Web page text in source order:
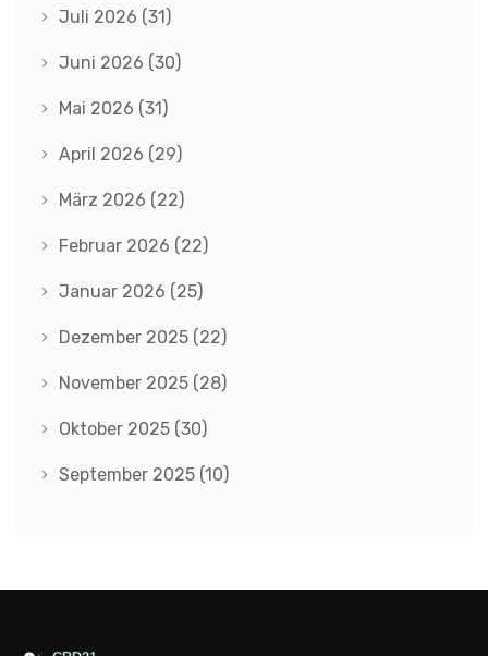
Juli 2026 (31)
Juni 2026 (30)
Mai 2026 (31)
April 2026 (29)
März 2026 (22)
Februar 2026 (22)
Januar 2026 (25)
Dezember 2025 (22)
November 2025 (28)
Oktober 2025 (30)
September 2025 (10)